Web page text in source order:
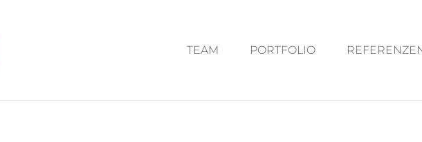
TEAM PORTFOLIO